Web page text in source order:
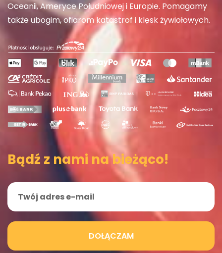
Oceanii, Ameryce Południowej i Europie. Pomagamy
także ubogim, ofiarom katastrof i klęsk żywiołowych.
Bądź z nami na bieżąco!
DOŁĄCZAM